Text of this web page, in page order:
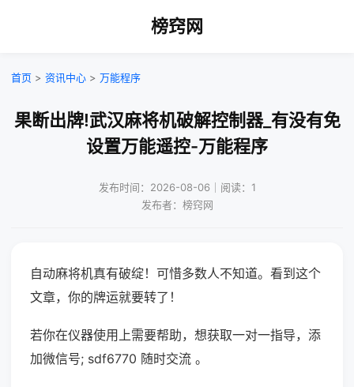
榜窍网
首页 > 资讯中心 > 万能程序
果断出牌!武汉麻将机破解控制器_有没有免
设置万能遥控-万能程序
发布时间：2026-08-06｜阅读：1
发布者：榜窍网
自动麻将机真有破绽！可惜多数人不知道。看到这个
文章，你的牌运就要转了！
若你在仪器使用上需要帮助，想获取一对一指导，添
加微信号; sdf6770 随时交流 。